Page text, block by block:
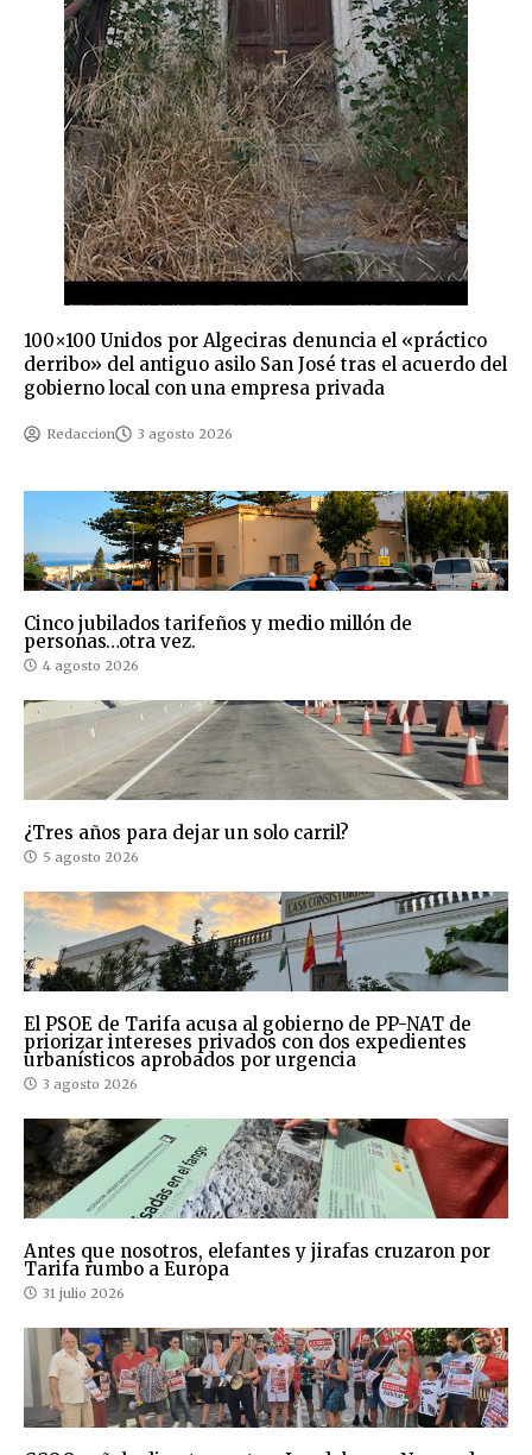
100×100 Unidos por Algeciras denuncia el «práctico
derribo» del antiguo asilo San José tras el acuerdo del
gobierno local con una empresa privada
Redaccion 3 agosto 2026
Cinco jubilados tarifeños y medio millón de
personas…otra vez.
4 agosto 2026
¿Tres años para dejar un solo carril?
5 agosto 2026
El PSOE de Tarifa acusa al gobierno de PP-NAT de
priorizar intereses privados con dos expedientes
urbanísticos aprobados por urgencia
3 agosto 2026
Antes que nosotros, elefantes y jirafas cruzaron por
Tarifa rumbo a Europa
31 julio 2026